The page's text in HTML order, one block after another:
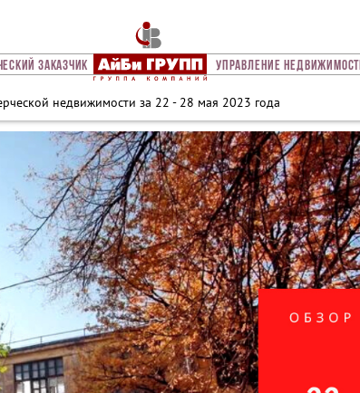
Заказчик Управление
недвижимости за 22 - 28 мая 2023 года